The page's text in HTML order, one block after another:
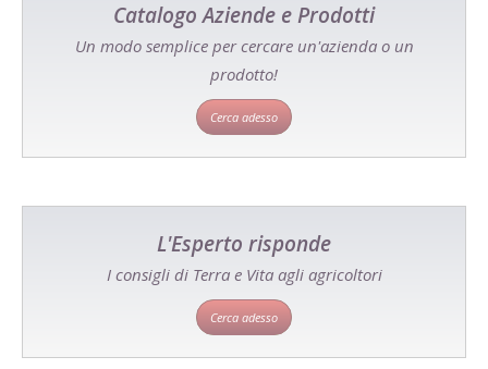
Catalogo Aziende e Prodotti
Un modo semplice per cercare un'azienda o un
prodotto!
Cerca adesso
L'Esperto risponde
I consigli di Terra e Vita agli agricoltori
Cerca adesso